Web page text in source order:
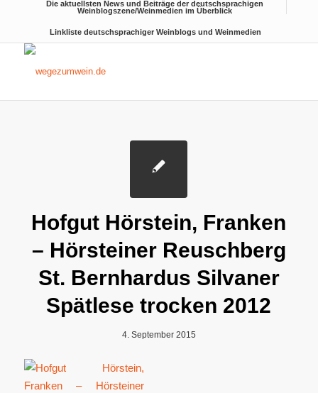
Die aktuellsten News und Beiträge der deutschsprachigen
Weinblogszene/Weinmedien im Überblick
Linkliste deutschsprachiger Weinblogs und Weinmedien
Hofgut Hörstein, Franken
– Hörsteiner Reuschberg
St. Bernhardus Silvaner
Spätlese trocken 2012
4. September 2015